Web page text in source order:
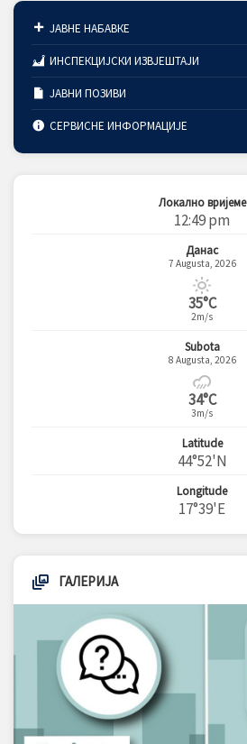
ЈАВНЕ НАБАВКЕ
ИНСПЕКЦИЈСКИ ИЗВЈЕШТАЈИ
ЈАВНИ ПОЗИВИ
СЕРВИСНЕ ИНФОРМАЦИЈЕ
Локално вријеме
12:49 pm
Данас
7 Augusta, 2026
35°C
2m/s
Subota
8 Augusta, 2026
34°C
3m/s
Latitude
44°52'N
Longitude
17°39'E
ГАЛЕРИЈА